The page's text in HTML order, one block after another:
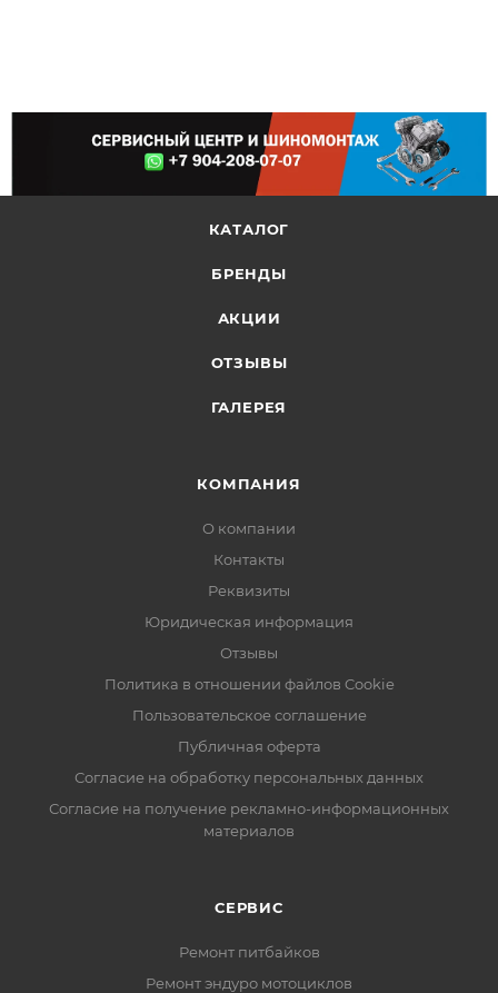
КАТАЛОГ
БРЕНДЫ
АКЦИИ
ОТЗЫВЫ
ГАЛЕРЕЯ
КОМПАНИЯ
О компании
Контакты
Реквизиты
Юридическая информация
Отзывы
Политика в отношении файлов Cookie
Пользовательское соглашение
Публичная оферта
Согласие на обработку персональных данных
Согласие на получение рекламно-информационных
материалов
СЕРВИС
Ремонт питбайков
Ремонт эндуро мотоциклов